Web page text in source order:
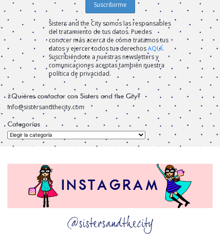
Sisters and the City somos las responsables
del tratamiento de tus datos. Puedes
conocer más acerca de cómo tratamos tus
datos y ejercer todos tus derechosAQUÍ.
Suscribiéndote a nuestras newsletters y
comunicaciones aceptas también nuestra
política de privacidad.
¿Quiéres contactar con Sisters and the City?
info@sistersandthecity.com
Categorías
Categorías
@sistersandthecity